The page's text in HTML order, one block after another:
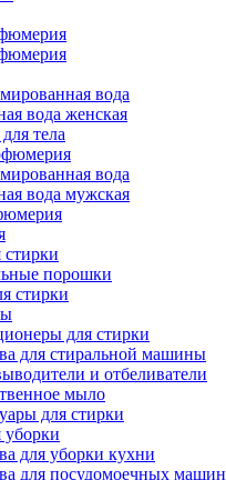
вода
вода женская
тела
вода
вода мужская
стирки
порошки
стирки
для стирки
для стиральной машины
и отбеливатели
мыло
для стирки
уборки
для уборки кухни
для посудомоечных машин